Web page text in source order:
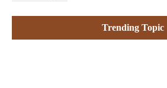
Trending Topic